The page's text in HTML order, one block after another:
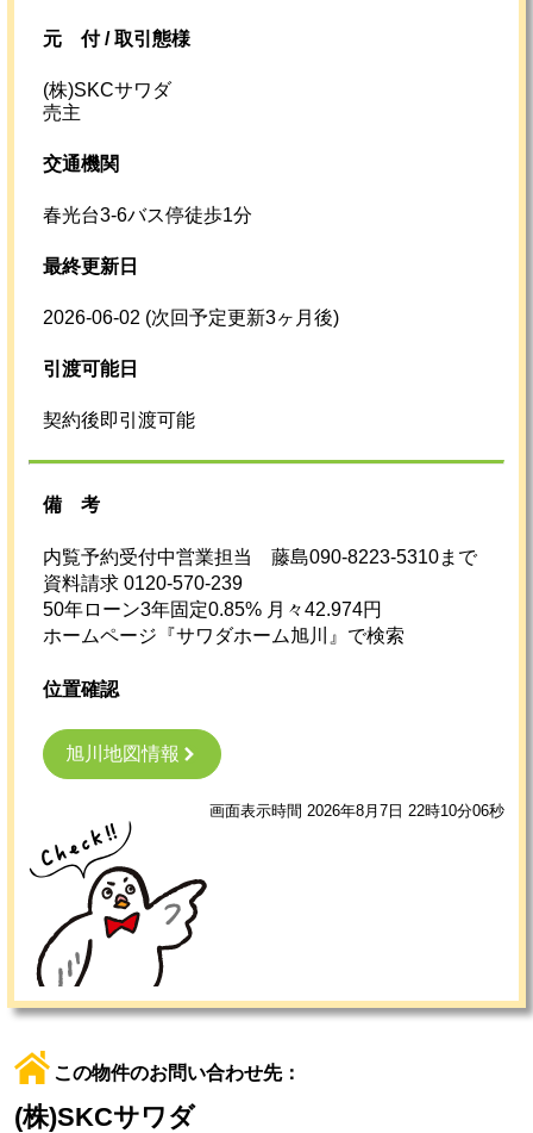
元 付 /取引態様
(株)SKCサワダ
売主
交通機関
春光台3-6バス停徒歩1分
最終更新日
2026-06-02 (次回予定更新3ヶ月後)
引渡可能日
契約後即引渡可能
備考
内覧予約受付中営業担当 藤島090-8223-5310まで
資料請求 0120-570-239
50年ローン3年固定0.85% 月々42.974円
ホームページ『サワダホーム旭川』で検索
位置確認
旭川地図情報
画面表示時間 2026年8月7日 22時10分06秒
この物件のお問い合わせ先：
(株)SKCサワダ